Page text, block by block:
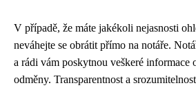
V případě, že máte jakékoli nejasnosti
neváhejte se obrátit přímo na notáře.
a rádi vám poskytnou veškeré informace
odměny. Transparentnost a